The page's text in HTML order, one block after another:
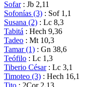
Sofar: Jb 2,11
Sofonías (3) : Sof 1,1
Susana (2) : Lc 8,3
Tabitá : Hech 9,36
Tadeo : Mt 10,3
Tamar (1) : Gn 38,6
Teófilo : Lc 1,3
Tiberio César: Lc 3,1
Timoteo (3) : Hech 16,1